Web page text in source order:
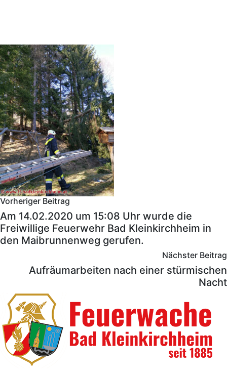
Vorheriger Beitrag
Am 14.02.2020 um 15:08 Uhr wurde die
Freiwillige Feuerwehr Bad Kleinkirchheim in
den Maibrunnenweg gerufen.
Nächster Beitrag
Aufräumarbeiten nach einer stürmischen
Nacht